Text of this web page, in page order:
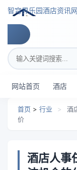
智穹界乐园酒店资讯网
搜索关键词
网站首页 酒店
首页 > 行业 >
酒
价
酒店人事